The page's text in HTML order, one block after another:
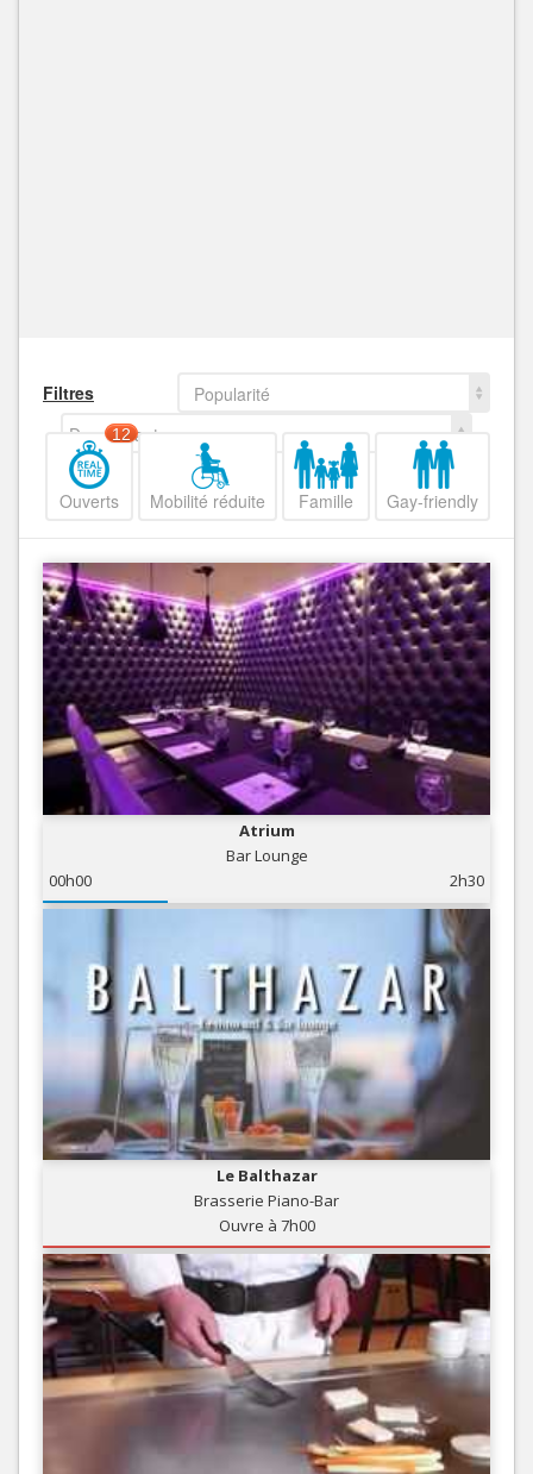
Filtres
Popularité
Decroissant
Ouverts
12
Mobilité réduite Famille Gay-friendly
Atrium
Bar Lounge
00h00
2h30
Le Balthazar
Brasserie Piano-Bar
Ouvre à 7h00